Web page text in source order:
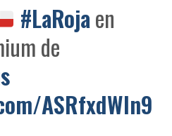
#LaRojaen
de
ASRfxdWIn9